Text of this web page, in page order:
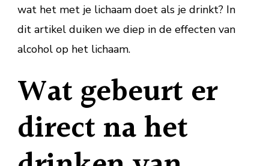
wat het met je lichaam doet als je drinkt? In
dit artikel duiken we diep in de effecten van
alcohol op het lichaam.
Wat gebeurt er
direct na het